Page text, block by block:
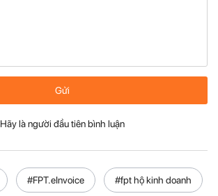
Gửi
Hãy là người đầu tiên bình luận
#FPT.eInvoice #fpt hộ kinh doanh